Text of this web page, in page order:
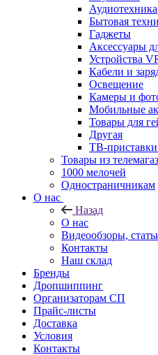
Аудиотехника
Бытовая
Гаджеты
Аксессуары
Устройства
Кабели и
Освещение
Камеры и
Мобильные
Товары для
Другая
ТВ-
Товары из
1000 мелочей
Одностраничникам
О нас
Назад
О нас
Видеообзоры,
Контакты
Наш склад
Бренды
Дропшиппинг
Организаторам СП
Прайс-листы
Доставка
Условия
Контакты